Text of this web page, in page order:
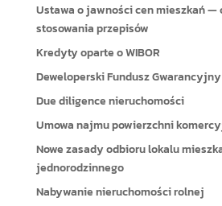
Ustawa o jawności cen mieszkań —
stosowania przepisów
Kredyty oparte o WIBOR
Deweloperski Fundusz Gwarancyjny
Due diligence nieruchomości
Umowa najmu powierzchni
Nowe zasady odbioru lokalu
jednorodzinnego
Nabywanie nieruchomości rolnej